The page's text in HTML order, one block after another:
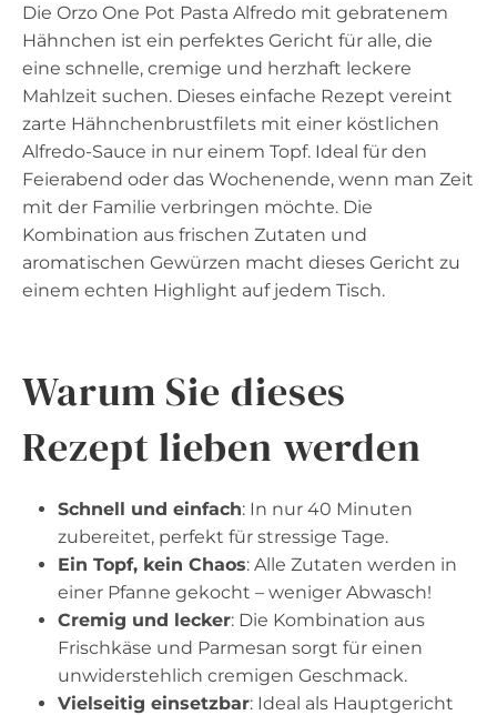
Die Orzo One Pot Pasta Alfredo mit gebratenem
Hähnchen ist ein perfektes Gericht für alle, die
eine schnelle, cremige und herzhaft leckere
Mahlzeit suchen. Dieses einfache Rezept vereint
zarte Hähnchenbrustfilets mit einer köstlichen
Alfredo-Sauce in nur einem Topf. Ideal für den
Feierabend oder das Wochenende, wenn man Zeit
mit der Familie verbringen möchte. Die
Kombination aus frischen Zutaten und
aromatischen Gewürzen macht dieses Gericht zu
einem echten Highlight auf jedem Tisch.
Warum Sie dieses
Rezept lieben werden
Schnell und einfach: In nur 40 Minuten
zubereitet, perfekt für stressige Tage.
Ein Topf, kein Chaos: Alle Zutaten werden in
einer Pfanne gekocht – weniger Abwasch!
Cremig und lecker: Die Kombination aus
Frischkäse und Parmesan sorgt für einen
unwiderstehlich cremigen Geschmack.
Vielseitig einsetzbar: Ideal als Hauptgericht